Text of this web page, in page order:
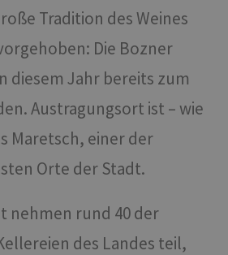
Tradition des Weines
Die Bozner
diesem Jahr bereits zum
Austragungsort ist – wie
Maretsch, einer der
Orte der Stadt.
nehmen rund 40 der
des Landes teil,